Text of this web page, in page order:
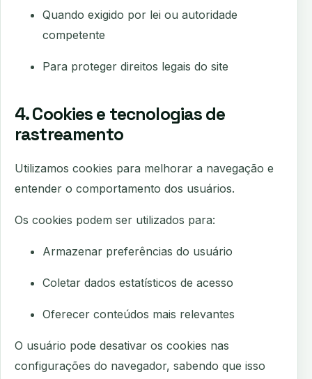
Quando exigido por lei ou autoridade
competente
Para proteger direitos legais do site
4. Cookies e tecnologias de
rastreamento
Utilizamos cookies para melhorar a navegação e
entender o comportamento dos usuários.
Os cookies podem ser utilizados para:
Armazenar preferências do usuário
Coletar dados estatísticos de acesso
Oferecer conteúdos mais relevantes
O usuário pode desativar os cookies nas
configurações do navegador, sabendo que isso